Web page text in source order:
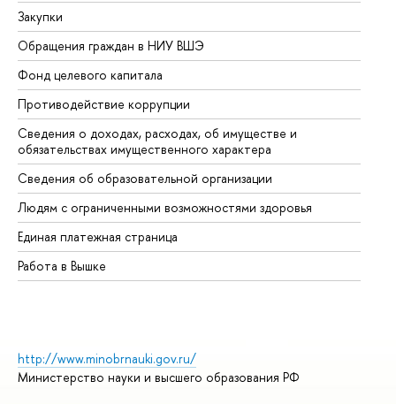
Закупки
Обращения граждан в НИУ ВШЭ
Фонд целевого капитала
Противодействие коррупции
Сведения о доходах, расходах, об имуществе и
обязательствах имущественного характера
Сведения об образовательной организации
Людям с ограниченными возможностями здоровья
Единая платежная страница
Работа в Вышке
http://www.minobrnauki.gov.ru/
Министерство науки и высшего образования РФ